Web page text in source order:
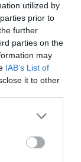
utilized by
prior to
further
parties on the
may
IAB’s List of
it to other